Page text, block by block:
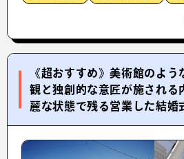
《超おすすめ》美術館のよ
観と独創的な意匠が施される
麗な状態で残る営業した結婚